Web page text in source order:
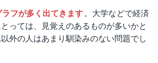
ラフが多く出てきます。大学などで経済
っては、見覚えのあるものが多いかと
外の人はあまり馴染みのない問題でし